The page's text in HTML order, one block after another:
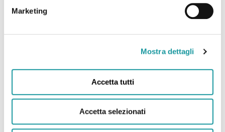
Marketing
Mostra dettagli
Accetta tutti
Accetta selezionati
Leggi tutto